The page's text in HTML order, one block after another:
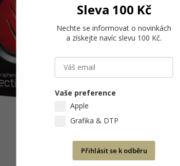
Tecco Digital
Povrch: téměř
Technologie:
Výhoda:
Užití: pro široké
vizualizací, je
Sleva 100 Kč
Nechte se informovat o novinkách
a získejte navíc slevu 100 Kč.
Vaše preference
Apple
Grafika & DTP
Přihlásit se k odběru